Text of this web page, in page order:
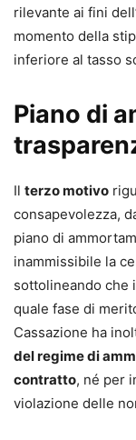
rilevante ai fini
momento della
inferiore al tasso
Piano di
Il terzo motivo
consapevolezza,
piano di
inammissibile la
sottolineando che
quale fase di
Cassazione ha
del regime di
contratto, né per
violazione delle